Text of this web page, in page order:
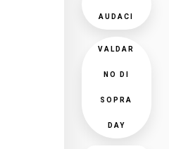
AUDACI
VALDAR
NO DI
SOPRA
DAY